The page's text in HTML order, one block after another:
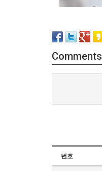
Comments
번호